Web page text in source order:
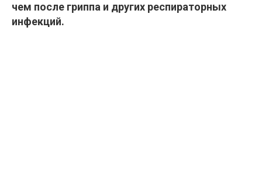
чем после гриппа и других респираторных
инфекций.